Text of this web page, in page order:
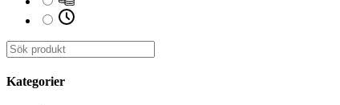
Kategorier